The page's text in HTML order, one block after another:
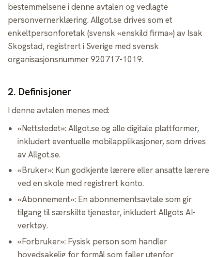
bestemmelsene i denne avtalen og vedlagte
personvernerklæring. Allgot.se drives som et
enkeltpersonforetak (svensk «enskild firma») av Isak
Skogstad, registrert i Sverige med svensk
organisasjonsnummer 920717-1019.
2. Definisjoner
I denne avtalen menes med:
«Nettstedet»: Allgot.se og alle digitale plattformer,
inkludert eventuelle mobilapplikasjoner, som drives
av Allgot.se.
«Bruker»: Kun godkjente lærere eller ansatte lærere
ved en skole med registrert konto.
«Abonnement»: En abonnementsavtale som gir
tilgang til særskilte tjenester, inkludert Allgots AI-
verktøy.
«Forbruker»: Fysisk person som handler
hovedsakelig for formål som faller utenfor